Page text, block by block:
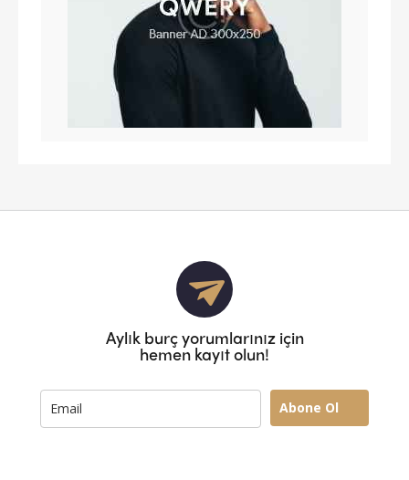
Aylık burç yorumlarınız için
hemen kayıt olun!
Abone Ol